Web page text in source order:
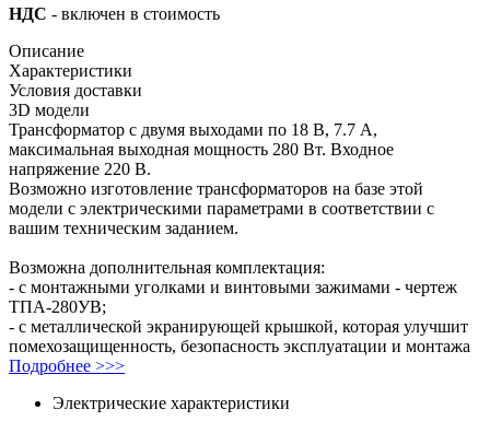
НДС - включен в стоимость
Описание
Характеристики
Условия доставки
3D модели
Трансформатор с двумя выходами по 18 В, 7.7 А,
максимальная выходная мощность 280 Вт. Входное
напряжение 220 В.
Возможно изготовление трансформаторов на базе этой
модели с электрическими параметрами в соответствии с
вашим техническим заданием.
Возможна дополнительная комплектация:
- с монтажными уголками и винтовыми зажимами - чертеж
ТПА-280УВ;
- с металлической экранирующей крышкой, которая улучшит
помехозащищенность, безопасность эксплуатации и монтажа
Подробнее >>>
Электрические характеристики